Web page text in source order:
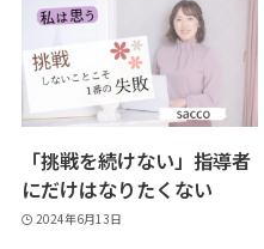
「挑戦を続けない」指導者
にだけはなりたくない
2024年6月13日